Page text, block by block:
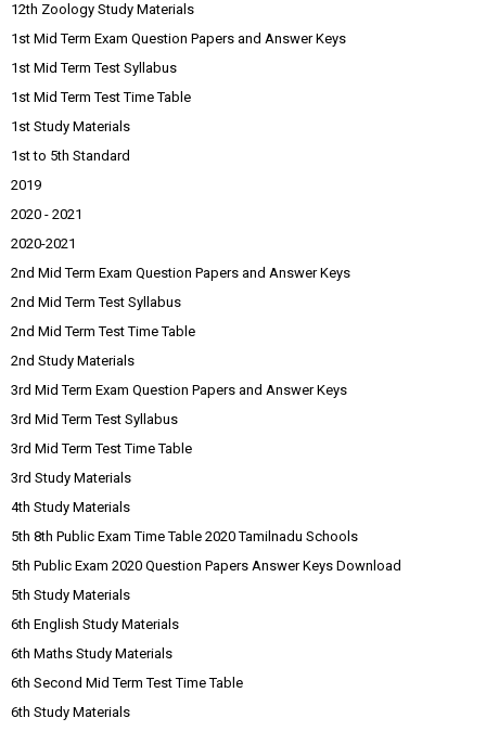
12th Zoology Study Materials
1st Mid Term Exam Question Papers and Answer Keys
1st Mid Term Test Syllabus
1st Mid Term Test Time Table
1st Study Materials
1st to 5th Standard
2019
2020 - 2021
2020-2021
2nd Mid Term Exam Question Papers and Answer Keys
2nd Mid Term Test Syllabus
2nd Mid Term Test Time Table
2nd Study Materials
3rd Mid Term Exam Question Papers and Answer Keys
3rd Mid Term Test Syllabus
3rd Mid Term Test Time Table
3rd Study Materials
4th Study Materials
5th 8th Public Exam Time Table 2020 Tamilnadu Schools
5th Public Exam 2020 Question Papers Answer Keys Download
5th Study Materials
6th English Study Materials
6th Maths Study Materials
6th Second Mid Term Test Time Table
6th Study Materials